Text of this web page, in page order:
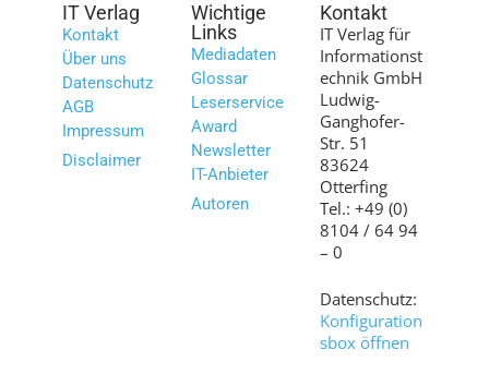
IT Verlag
Kontakt
Über uns
Datenschutz
AGB
Impressum
Disclaimer
Wichtige
Links
Mediadaten
Glossar
Leserservice
Award
Newsletter
IT-Anbieter
Autoren
Kontakt
IT Verlag für
Informationst
echnik GmbH
Ludwig-
Ganghofer-
Str. 51
83624
Otterfing
Tel.: +49 (0)
8104 / 64 94
– 0
Datenschutz:
Konfiguration
sbox öffnen